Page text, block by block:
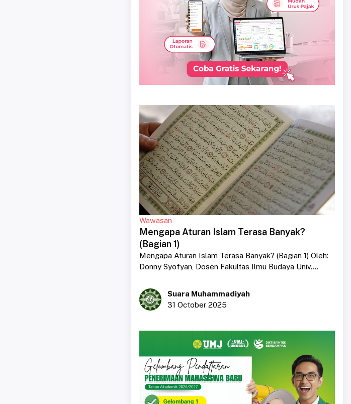
Wawasan
Mengapa Aturan Islam Terasa Banyak?
(Bagian 1)
Mengapa Aturan Islam Terasa Banyak? (Bagian 1) Oleh:
Donny Syofyan, Dosen Fakultas Ilmu Budaya Univ....
Suara Muhammadiyah
31 October 2025